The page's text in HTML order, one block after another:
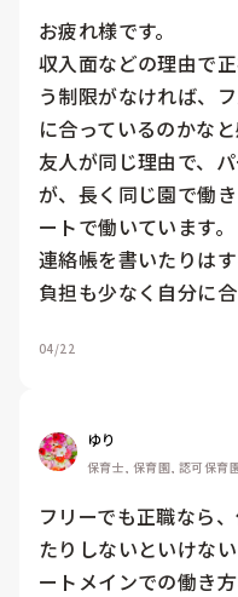
お疲れ様です。
収入面などの理由で
う制限がなければ、
に合っているのかなと
友人が同じ理由で、
が、長く同じ園で働
ートで働いています。
連絡帳を書いたりは
負担も少なく自分に
04/22
ゆり
保育士, 保育園, 認可保育
フリーでも正職なら
たりしないといけな
ートメインでの働き